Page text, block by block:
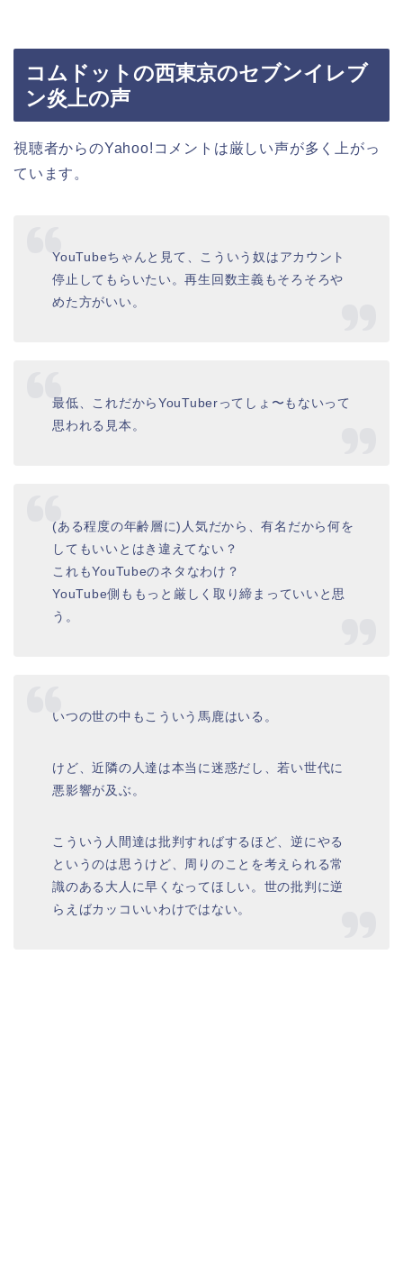
コムドットの西東京のセブンイレブ
ン炎上の声
視聴者からのYahoo!コメントは厳しい声が多く上がっ
ています。
YouTubeちゃんと見て、こういう奴はアカウント
停止してもらいたい。再生回数主義もそろそろや
めた方がいい。
最低、これだからYouTuberってしょ〜もないって
思われる見本。
(ある程度の年齢層に)人気だから、有名だから何を
してもいいとはき違えてない？
これもYouTubeのネタなわけ？
YouTube側ももっと厳しく取り締まっていいと思
う。
いつの世の中もこういう馬鹿はいる。
けど、近隣の人達は本当に迷惑だし、若い世代に
悪影響が及ぶ。
こういう人間達は批判すればするほど、逆にやる
というのは思うけど、周りのことを考えられる常
識のある大人に早くなってほしい。世の批判に逆
らえばカッコいいわけではない。